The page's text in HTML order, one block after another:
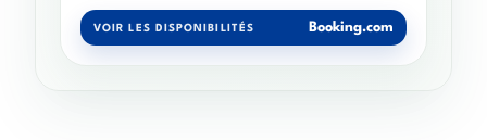
VOIR LES DISPONIBILITÉS Booking.com